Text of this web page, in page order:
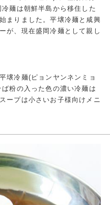
麺は朝鮮半島から移住した
まりました。平壌冷麺と咸興
が、現在盛岡冷麺として親し
壌冷麺(ピョンヤンネンミョ
粉の入った色の濃い冷麺は
ープは小さいお子様向けメニ